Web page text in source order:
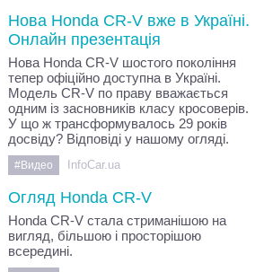
Нова Honda CR-V вже в Україні.
Онлайн презентація
Нова Honda CR-V шостого покоління
тепер офіційно доступна в Україні.
Модель CR-V по праву вважається
одним із засновників класу кросоверів.
У що ж трансформувалось 29 років
досвіду? Відповіді у нашому огляді.
#Видео InfoCar.ua
Огляд Honda CR-V
Honda CR-V стала стриманішою на
вигляд, більшою і просторішою
всередині.